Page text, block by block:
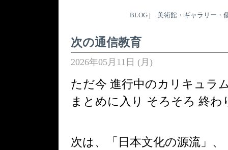
BLOG | 美術館・ギャラリー・
次の通信教育
2026年05月11日 (月)
ただ今 進行中のカリキュラ
まとめに入り そろそろ 終わ
次は、「日本文化の源流」